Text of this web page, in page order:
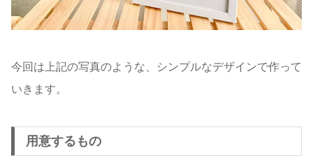
今回は上記の写真のような、シンプルなデザインで作って
いきます。
用意するもの